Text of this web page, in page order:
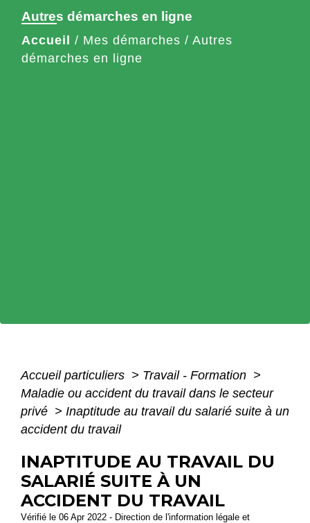
Autres démarches en ligne
Accueil / Mes démarches / Autres
démarches en ligne
Accueil particuliers > Travail - Formation >
Maladie ou accident du travail dans le secteur
privé > Inaptitude au travail du salarié suite à un
accident du travail
INAPTITUDE AU TRAVAIL DU
SALARIÉ SUITE À UN
ACCIDENT DU TRAVAIL
Vérifié le 06 Apr 2022 - Direction de l'information légale et